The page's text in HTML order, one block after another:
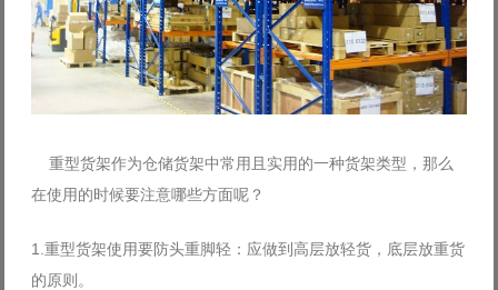
重型货架作为仓储货架中常用且实用的一种货架类型，那么
在使用的时候要注意哪些方面呢？
1.重型货架使用要防头重脚轻：应做到高层放轻货，底层放重货
的原则。